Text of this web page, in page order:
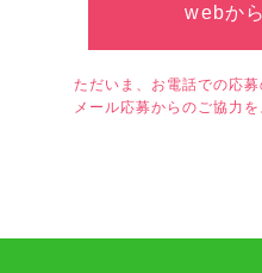
webか
ただいま、お電話での応募
メール応募からのご協力